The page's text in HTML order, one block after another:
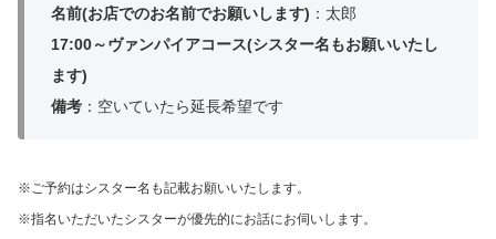
名前(お店でのお名前でお願いします) ：太郎
17:00～ヴァンパイアコース(シスター名もお願いいたし
ます)
備考 ：空いていたら延長希望です
※ご予約はシスター名も記載お願いいたします。
※指名いただいたシスターが優先的にお話にお伺いします。